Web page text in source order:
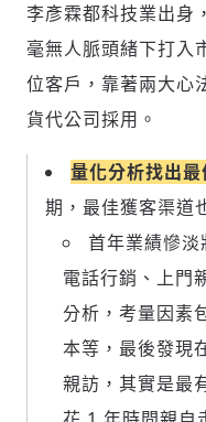
李彥霖都科技業出身
毫無人脈頭緒下打入
位客戶，靠著兩大心
貨代公司採用。
量化分析找出
期，最佳獲客渠道
首年業績慘
電話行銷、上門
分析，考量因素
本等，最後發現
親訪，其實是最